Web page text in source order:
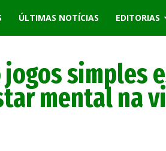
ÚLTIMAS NOTÍCIAS EDITORIAS
simples
mental na